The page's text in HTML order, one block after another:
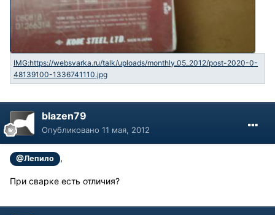
blazen79
Опубликовано 11 мая, 2012
@Лепило ,
При сварке есть отличия?